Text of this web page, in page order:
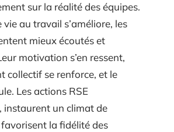
sur la réalité des équipes.
vie au travail s’améliore, les
mieux écoutés et
motivation s’en ressent,
collectif se renforce, et le
Les actions RSE
instaurent un climat de
la fidélité des